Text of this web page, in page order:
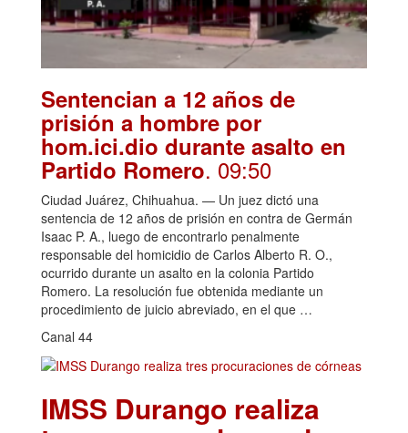
Sentencian a 12 años de
prisión a hombre por
hom.ici.dio durante asalto en
Partido Romero. 09:50
Ciudad Juárez, Chihuahua. — Un juez dictó una
sentencia de 12 años de prisión en contra de Germán
Isaac P. A., luego de encontrarlo penalmente
responsable del homicidio de Carlos Alberto R. O.,
ocurrido durante un asalto en la colonia Partido
Romero. La resolución fue obtenida mediante un
procedimiento de juicio abreviado, en el que …
Canal 44
IMSS Durango realiza